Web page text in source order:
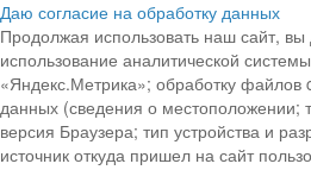
Даю согласие на обработку данных
Продолжая использовать наш сайт, вы
использование аналитической
«Яндекс.Метрика»; обработку файлов
данных (сведения о местоположении;
версия Браузера; тип устройства и
источник откуда пришел на сайт